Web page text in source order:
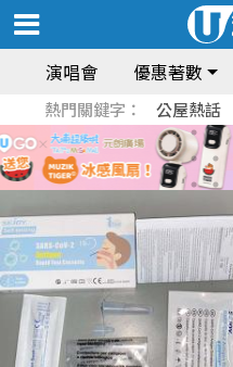
演唱會 優惠著數
熱門關鍵字： 公屋熱話